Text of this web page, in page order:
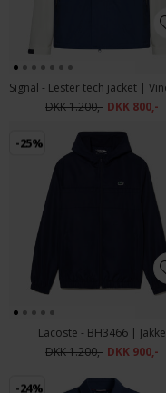
DKK 1.200,- DKK 800,-
-25%
Lacoste - BH3466 | Jakke
DKK 1.200,- DKK 900,-
-24%